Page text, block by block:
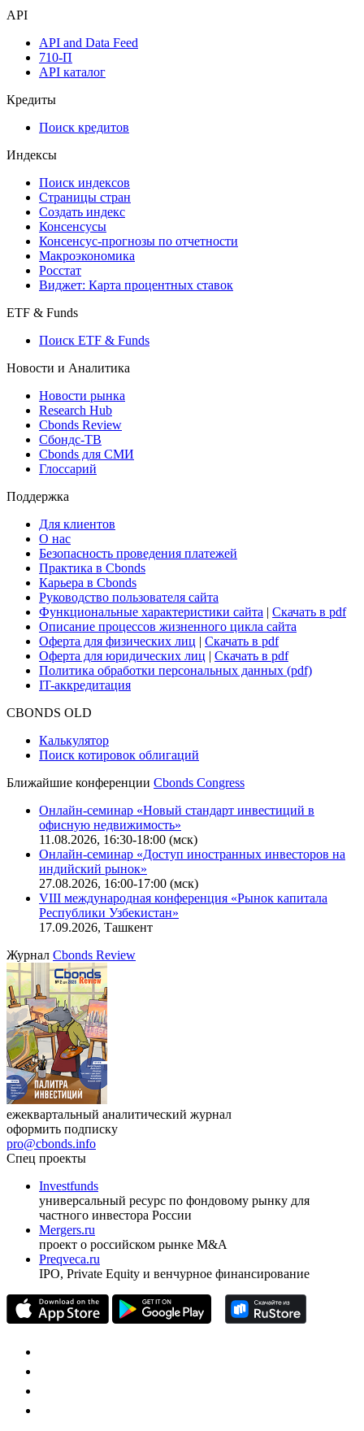
API
API and Data Feed
710-П
API каталог
Кредиты
Поиск кредитов
Индексы
Поиск индексов
Страницы стран
Создать индекс
Консенсусы
Консенсус-прогнозы по отчетности
Макроэкономика
Росстат
Виджет: Карта процентных ставок
ETF & Funds
Поиск ETF & Funds
Новости и Аналитика
Новости рынка
Research Hub
Cbonds Review
Сбондс-ТВ
Cbonds для СМИ
Глоссарий
Поддержка
Для клиентов
О нас
Безопасность проведения платежей
Практика в Cbonds
Карьера в Cbonds
Руководство пользователя сайта
Функциональные характеристики сайта | Скачать в pdf
Описание процессов жизненного цикла сайта
Оферта для физических лиц | Скачать в pdf
Оферта для юридических лиц | Скачать в pdf
Политика обработки персональных данных (pdf)
IT-аккредитация
CBONDS OLD
Калькулятор
Поиск котировок облигаций
Ближайшие конференции Cbonds Congress
Онлайн-семинар «Новый стандарт инвестиций в
офисную недвижимость»
11.08.2026, 16:30-18:00 (мск)
Онлайн-семинар «Доступ иностранных инвесторов на
индийский рынок»
27.08.2026, 16:00-17:00 (мск)
VIII международная конференция «Рынок капитала
Республики Узбекистан»
17.09.2026, Ташкент
Журнал Cbonds Review
ежеквартальный аналитический журнал
оформить подписку
pro@cbonds.info
Спец проекты
Investfunds
универсальный ресурс по фондовому рынку для
частного инвестора России
Mergers.ru
проект о российском рынке M&A
Preqveca.ru
IPO, Private Equity и венчурное финансирование